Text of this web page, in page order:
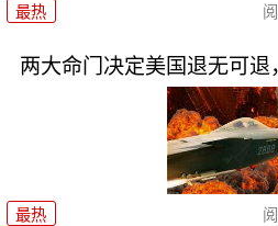
最热
两大命门决定美国退无可退
最热